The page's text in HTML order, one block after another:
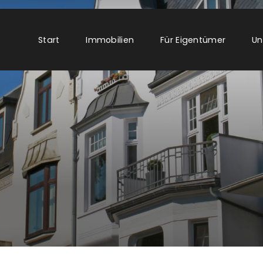
Start Immobilien Für Eigentümer